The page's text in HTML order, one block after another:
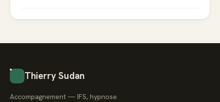
Thierry Sudan
Accompagnement — IFS, hypnose